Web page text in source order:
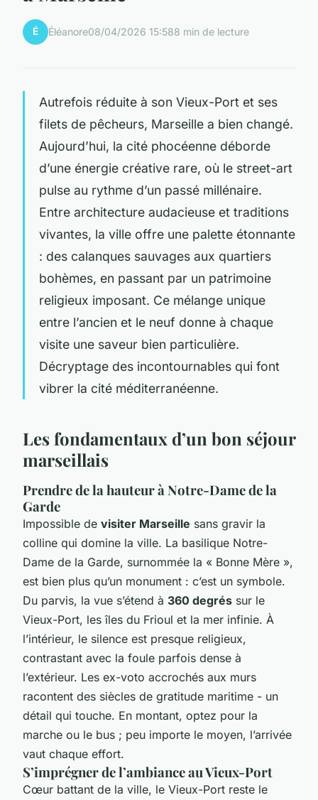
É Éléanore08/04/2026 15:588 min de lecture
Autrefois réduite à son Vieux-Port et ses
filets de pêcheurs, Marseille a bien changé.
Aujourd’hui, la cité phocéenne déborde
d’une énergie créative rare, où le street-art
pulse au rythme d’un passé millénaire.
Entre architecture audacieuse et traditions
vivantes, la ville offre une palette étonnante
: des calanques sauvages aux quartiers
bohèmes, en passant par un patrimoine
religieux imposant. Ce mélange unique
entre l’ancien et le neuf donne à chaque
visite une saveur bien particulière.
Décryptage des incontournables qui font
vibrer la cité méditerranéenne.
Les fondamentaux d’un bon séjour
marseillais
Prendre de la hauteur à Notre-Dame de la
Garde
Impossible de visiter Marseille sans gravir la
colline qui domine la ville. La basilique Notre-
Dame de la Garde, surnommée la « Bonne Mère »,
est bien plus qu’un monument : c’est un symbole.
Du parvis, la vue s’étend à 360 degrés sur le
Vieux-Port, les îles du Frioul et la mer infinie. À
l’intérieur, le silence est presque religieux,
contrastant avec la foule parfois dense à
l’extérieur. Les ex-voto accrochés aux murs
racontent des siècles de gratitude maritime - un
détail qui touche. En montant, optez pour la
marche ou le bus ; peu importe le moyen, l’arrivée
vaut chaque effort.
S’imprégner de l’ambiance au Vieux-Port
Cœur battant de la ville, le Vieux-Port reste le